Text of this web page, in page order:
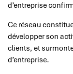
d’entreprise
Ce réseau
développer son
clients, et
d’entreprise.